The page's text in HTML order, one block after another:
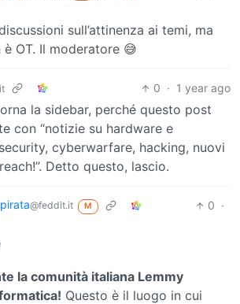
sull’attinenza ai temi, ma
OT. Il moderatore 😅
0 · 1 year ago
la sidebar, perché questo post
con “notizie su hardware e
cyberwarfare, hacking, nuovi
Detto questo, lascio.
@feddit.it M 0 ·
la comunità italiana Lemmy
Questo è il luogo in cui